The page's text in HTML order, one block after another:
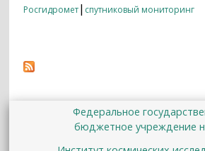
Росгидромет| спутниковый мониторинг
Федеральное
бюджетное учреждение